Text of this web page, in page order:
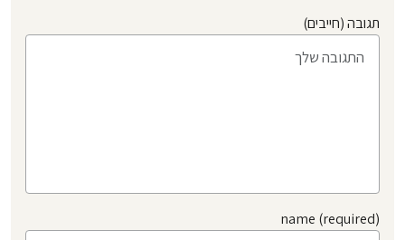
תגובה (חייבים)
name (required)